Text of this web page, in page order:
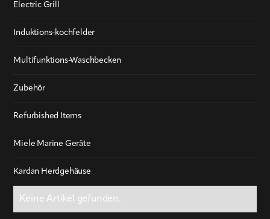
Electric Grill
Induktions-kochfelder
Multifunktions-Waschbecken
Zubehör
Refurbished Items
Miele Marine Geräte
Kardan Herdgehäuse
Keine Artikel gefunden.